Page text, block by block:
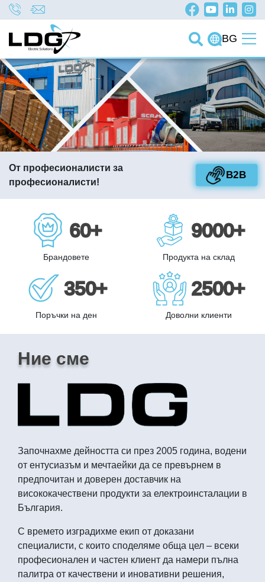
BG
От професионалисти за
професионалисти!
B2B
60+
Брандовете
9000+
Продукта на склад
350+
Поръчки на ден
2500+
Доволни клиенти
Ние сме
Започнахме дейността си през 2005 година, водени
от ентусиазъм и мечтаейки да се превърнем в
предпочитан и доверен доставчик на
висококачествени продукти за електроинсталации в
България.
С времето изградихме екип от доказани
специалисти, с които споделяме обща цел – всеки
професионален и частен клиент да намери пълна
палитра от качествени и иновативни решения,